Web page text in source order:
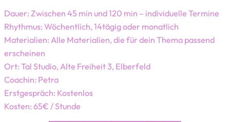
Dauer: Zwischen 45 min und 120 min – individuelle Termine
Rhythmus: Wöchentlich, 14tägig oder monatlich
Materialien: Alle Materialien, die für dein Thema passend
erscheinen
Ort: Tal Studio, Alte Freiheit 3, Elberfeld
Coachin: Petra
Erstgespräch: Kostenlos
Kosten: 65€ / Stunde